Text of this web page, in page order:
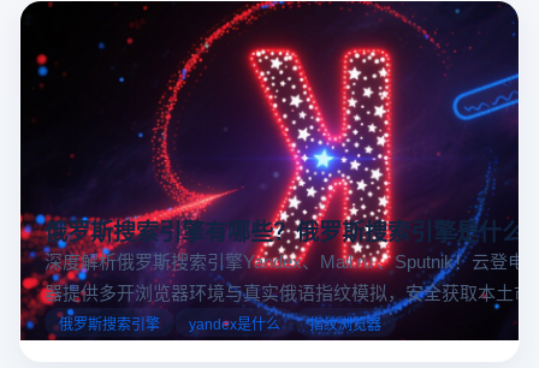
俄罗斯搜索引擎有哪些？俄罗斯搜索引擎是什么
深度解析俄罗斯搜索引擎Yandex、Mail.ru 、Sputnik！云登电
器提供多开浏览器环境与真实俄语指纹模拟，安全获取本土市
据，助力跨境电商精准决策。
俄罗斯搜索引擎 yandex是什么 指纹浏览器